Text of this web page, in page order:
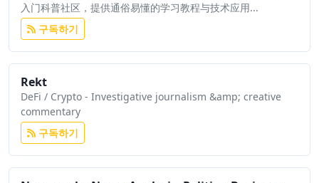
入门科普社区，提供通俗易懂的学习教程与技术应用...
구독하기
Rekt
DeFi / Crypto - Investigative journalism &amp; creative
commentary
구독하기